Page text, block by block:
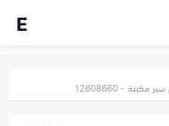
E
سير مكينة - 12608660